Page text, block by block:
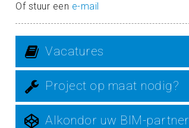
Of stuur een e-mail
Vacatures
Project op maat nodig?
Alkondor uw BIM-partner